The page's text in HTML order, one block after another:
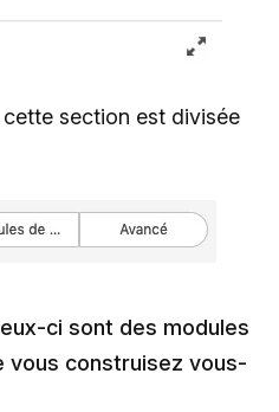
section est divisée
ci sont des modules
vous construisez vous-